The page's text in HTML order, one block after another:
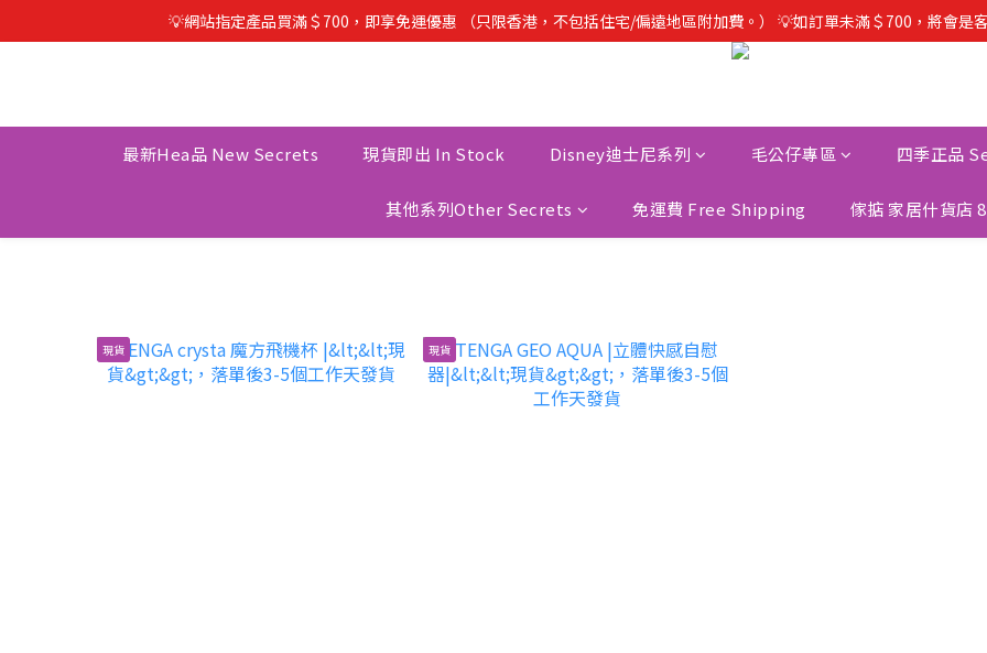
💡網站指定產品買滿＄700，即享免運優惠 （只限香港，不包括住宅/偏遠地區附加費。） 💡如訂單未滿＄700，將會是
最新Hea品 New Secrets 現貨即出 In Stock Disney迪士尼系列 毛公仔專區 四季正品
其他系列Other Secrets 免運費 Free Shipping 傢掂 家居什貨店
現貨 現貨